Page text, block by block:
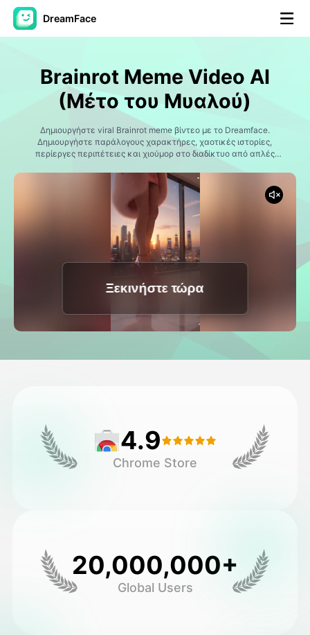
DreamFace
Βίντεο του Avatar
Βίντεο
Φωτογραφία ▼
Δείτε όλα τα εργαλεία
Βίντεο του Avatar
▼
Άλλα Μέσα
Brainrot Meme Video AI
(Μέτο του Μυαλού)
Δημιουργήστε viral Brainrot meme βίντεο με το Dreamface.
Δημιουργήστε παράλογους χαρακτήρες, χαοτικές ιστορίες,
περίεργες περιπέτειες και χιούμορ στο διαδίκτυο από απλές
TikTok, Instagram Reels, YouTube Shorts και meme.
Ξεκινήστε τώρα
4.9
Chrome Store
20,000,000+
Global Users